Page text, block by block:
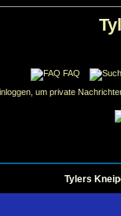
FAQ
Tylers